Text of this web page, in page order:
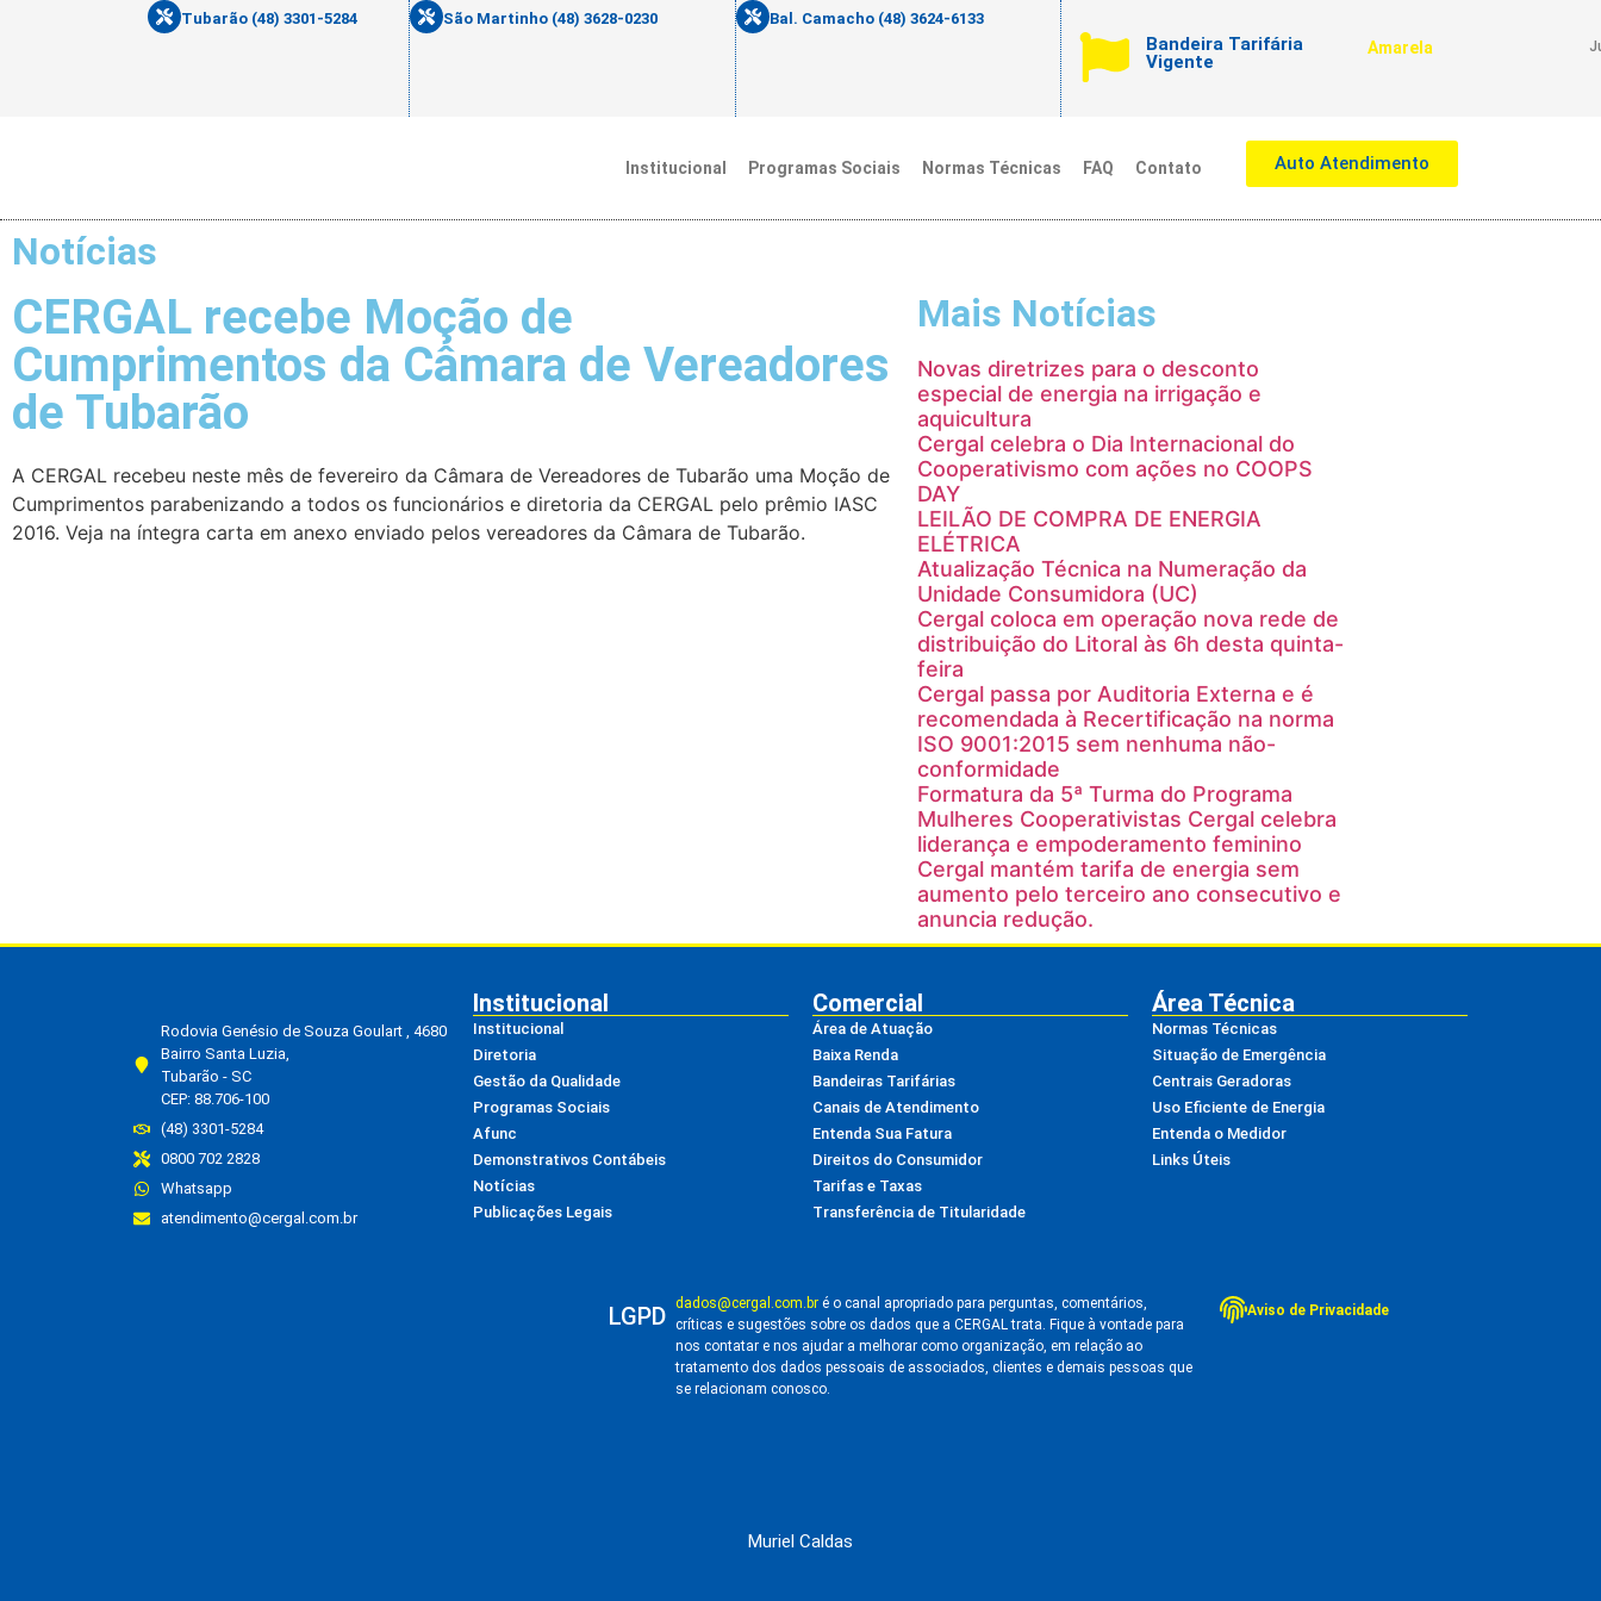
Tubarão (48) 3301-5284 São Martinho (48) 3628-0230 Bal. Camacho (48) 3624-6133
Bandeira Tarifária
Vigente
Amarela
Institucional Programas Sociais Normas Técnicas FAQ Contato Auto Atendimento
Notícias
CERGAL recebe Moção de
Cumprimentos da Câmara de Vereadores
de Tubarão
A CERGAL recebeu neste mês de fevereiro da Câmara de Vereadores de Tubarão uma Moção de
Cumprimentos parabenizando a todos os funcionários e diretoria da CERGAL pelo prêmio IASC
2016. Veja na íntegra carta em anexo enviado pelos vereadores da Câmara de Tubarão.
Mais Notícias
Novas diretrizes para o desconto
especial de energia na irrigação e
aquicultura
Cergal celebra o Dia Internacional do
Cooperativismo com ações no COOPS
DAY
LEILÃO DE COMPRA DE ENERGIA
ELÉTRICA
Atualização Técnica na Numeração da
Unidade Consumidora (UC)
Cergal coloca em operação nova rede de
distribuição do Litoral às 6h desta quinta-
feira
Cergal passa por Auditoria Externa e é
recomendada à Recertificação na norma
ISO 9001:2015 sem nenhuma não-
conformidade
Formatura da 5ª Turma do Programa
Mulheres Cooperativistas Cergal celebra
liderança e empoderamento feminino
Cergal mantém tarifa de energia sem
aumento pelo terceiro ano consecutivo e
anuncia redução.
Rodovia Genésio de Souza Goulart , 4680
Bairro Santa Luzia,
Tubarão - SC
CEP: 88.706-100
(48) 3301-5284
0800 702 2828
Whatsapp
atendimento@cergal.com.br
Institucional
Institucional
Diretoria
Gestão da Qualidade
Programas Sociais
Afunc
Demonstrativos Contábeis
Notícias
Publicações Legais
Comercial
Área de Atuação
Baixa Renda
Bandeiras Tarifárias
Canais de Atendimento
Entenda Sua Fatura
Direitos do Consumidor
Tarifas e Taxas
Transferência de Titularidade
Área Técnica
Normas Técnicas
Situação de Emergência
Centrais Geradoras
Uso Eficiente de Energia
Entenda o Medidor
Links Úteis
LGPD dados@cergal.com.bré o canal apropriado para perguntas, comentários,
críticas e sugestões sobre os dados que a CERGAL trata. Fique à vontade para
nos contatar e nos ajudar a melhorar como organização, em relação ao
tratamento dos dados pessoais de associados, clientes e demais pessoas que
se relacionam conosco.
Aviso de Privacidade
Muriel Caldas